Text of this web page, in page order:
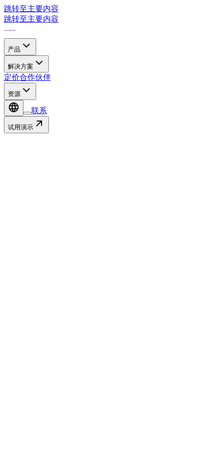
跳转至主要内容
跳转至主要内容
产品
解决方案
定价合作伙伴
资源
联系
试用演示